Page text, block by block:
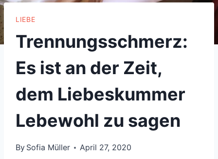
LIEBE
Trennungsschmerz:
Es ist an der Zeit,
dem Liebeskummer
Lebewohl zu sagen
By Sofia Müller April 27, 2020